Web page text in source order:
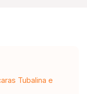
Tubalina e